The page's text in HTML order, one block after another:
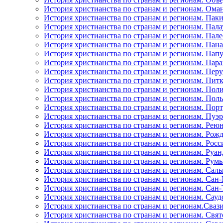
История христианства по странам и регионам.
История христианства по странам и регионам.
История христианства по странам и регионам.
История христианства по странам и регионам.
История христианства по странам и регионам.
История христианства по странам и регионам.
История христианства по странам и регионам.
История христианства по странам и регионам. Перу
История христианства по странам и регионам.
История христианства по странам и регионам.
История христианства по странам и регионам.
История христианства по странам и регионам.
История христианства по странам и регионам.
История христианства по странам и регионам.
История христианства по странам и регионам.
История христианства по странам и регионам.
История христианства по странам и регионам.
История христианства по странам и регионам.
История христианства по странам и регионам.
История христианства по странам и регионам.
История христианства по странам и регионам.
История христианства по странам и регионам.
История христианства по странам и
История христианства по странам и регионам.